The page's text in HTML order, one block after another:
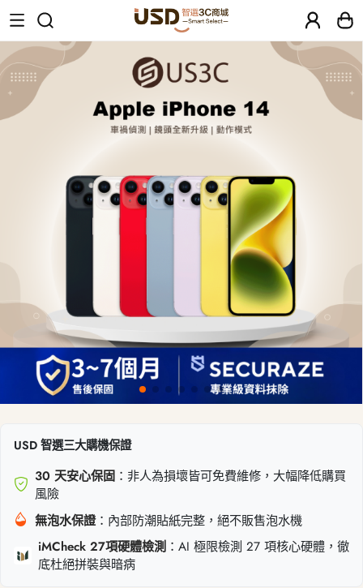
USD 智選三大購機保證
30 天安心保固 ：非人為損壞皆可免費維修，大幅降低購買
風險
無泡水保證：內部防潮貼紙完整，絕不販售泡水機
iMCheck 27項硬體檢測 ：AI 極限檢測 27 項核心硬體，徹
底杜絕拼裝與暗病